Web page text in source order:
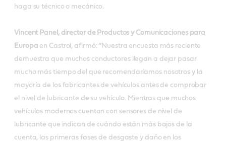
haga su técnico o mecánico.
Vincent Panel, director de Productos y Comunicaciones para
Europa en Castrol, afirmó: “Nuestra encuesta más reciente
demuestra que muchos conductores llegan a dejar pasar
mucho más tiempo del que recomendaríamos nosotros y la
mayoría de los fabricantes de vehículos antes de comprobar
el nivel de lubricante de su vehículo. Mientras que muchos
vehículos modernos cuentan con sensores de nivel de
lubricante que indican de cuándo están más bajos de la
cuenta, las primeras fases de desgaste y daño en los